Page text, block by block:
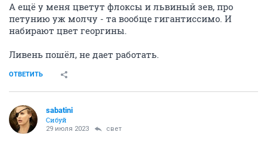
А ещё у меня цветут флоксы и львиный зев, про
петунию уж молчу - та вообще гигантиссимо. И
набирают цвет георгины.
Ливень пошёл, не дает работать.
ОТВЕТИТЬ
sabatini
Сибуй
29 июля 2023 свет